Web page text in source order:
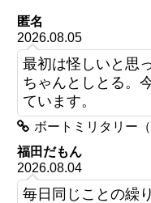
匿名
2026.08.05
最初は怪しいと思
ちゃんとしとる。
ています。
ボートミリタリー
福田だもん
2026.08.04
毎日同じことの繰